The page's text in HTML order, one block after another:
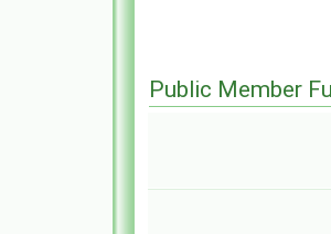
Public Member